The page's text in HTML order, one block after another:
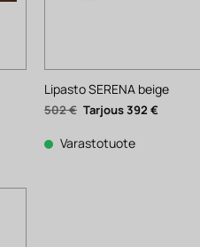
Lipasto SERENA beige
502€ Alkuperäinen
hinta
502 €.
392 €Nykyinen
hinta
Varastotuote